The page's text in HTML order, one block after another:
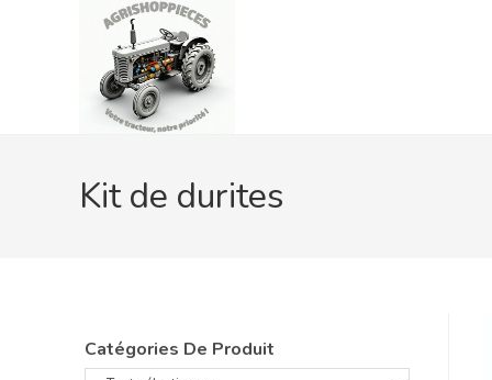
Kit de durites
Catégories De Produit